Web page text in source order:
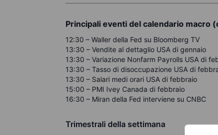
Principali eventi del calendario macro
12:30 – Waller della Fed su Bloomberg TV
13:30 – Vendite al dettaglio USA di gennaio
13:30 – Variazione Nonfarm Payrolls USA di
13:30 – Tasso di disoccupazione USA di
13:30 – Salari medi orari USA di febbraio
15:00 – PMI Ivey Canada di febbraio
16:30 – Miran della Fed interviene su CNBC
Trimestrali della settimana